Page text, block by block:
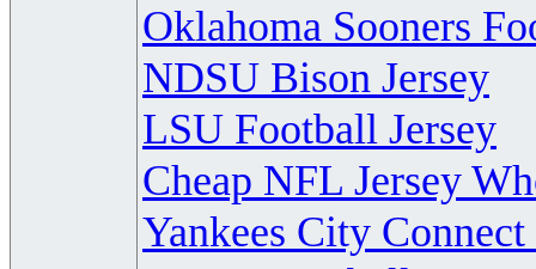
Oklahoma Sooners
NDSU Bison Jersey
LSU Football Jersey
Cheap NFL Jersey
Yankees City Connect